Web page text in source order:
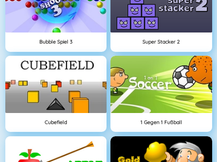
Bubble Spiel 3 Super Stacker 2
Cubefield 1 Gegen 1 Fußball